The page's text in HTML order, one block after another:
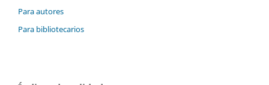
Para autores
Para bibliotecarios